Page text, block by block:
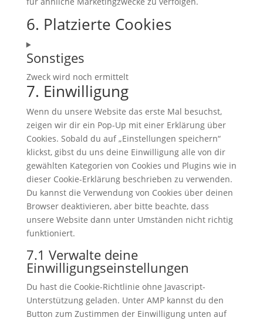
6. Platzierte Cookies
Sonstiges
Zweck wird noch ermittelt
Consent
service
sonstiges
7. Einwilligung
Wenn du unsere Website das erste Mal besuchst,
zeigen wir dir ein Pop-Up mit einer Erklärung über
Cookies. Sobald du auf „Einstellungen speichern“
klickst, gibst du uns deine Einwilligung alle von dir
gewählten Kategorien von Cookies und Plugins wie in
dieser Cookie-Erklärung beschrieben zu verwenden.
Du kannst die Verwendung von Cookies über deinen
Browser deaktivieren, aber bitte beachte, dass
unsere Website dann unter Umständen nicht richtig
funktioniert.
7.1 Verwalte deine
Einwilligungseinstellungen
Du hast die Cookie-Richtlinie ohne Javascript-
Unterstützung geladen. Unter AMP kannst du den
Button zum Zustimmen der Einwilligung unten auf